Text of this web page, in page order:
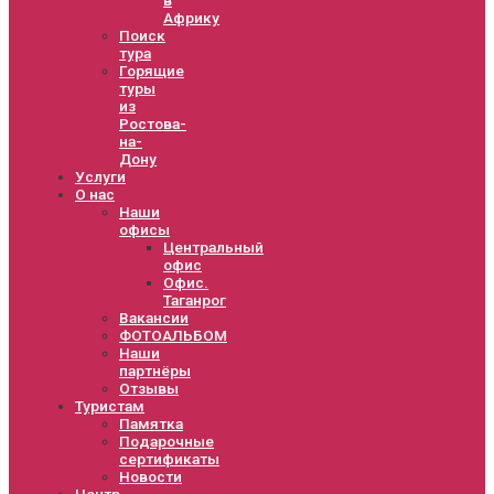
Африку
Поиск
тура
Горящие
туры
из
Ростова-
на-
Дону
Услуги
О нас
Наши
офисы
Центральный
офис
Офис.
Таганрог
Вакансии
ФОТОАЛЬБОМ
Наши
партнёры
Отзывы
Туристам
Памятка
Подарочные
сертификаты
Новости